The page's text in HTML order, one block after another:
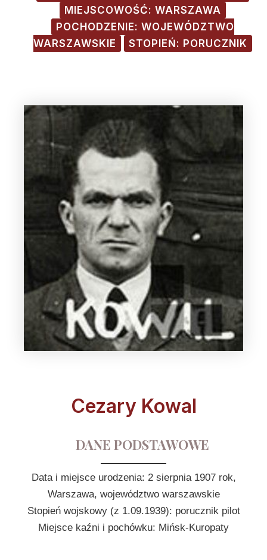
MIEJSCOWOŚĆ: WARSZAWA
POCHODZENIE: WOJEWÓDZTWO
WARSZAWSKIE
STOPIEŃ: PORUCZNIK
Cezary Kowal
DANE PODSTAWOWE
Data i miejsce urodzenia: 2 sierpnia 1907 rok,
Warszawa, województwo warszawskie
Stopień wojskowy (z 1.09.1939): porucznik pilot
Miejsce kaźni i pochówku: Mińsk-Kuropaty